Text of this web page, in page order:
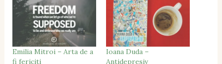
Emilia Mitroi – Arta de a
fi fericiti
Ioana Duda –
Antidepresiv